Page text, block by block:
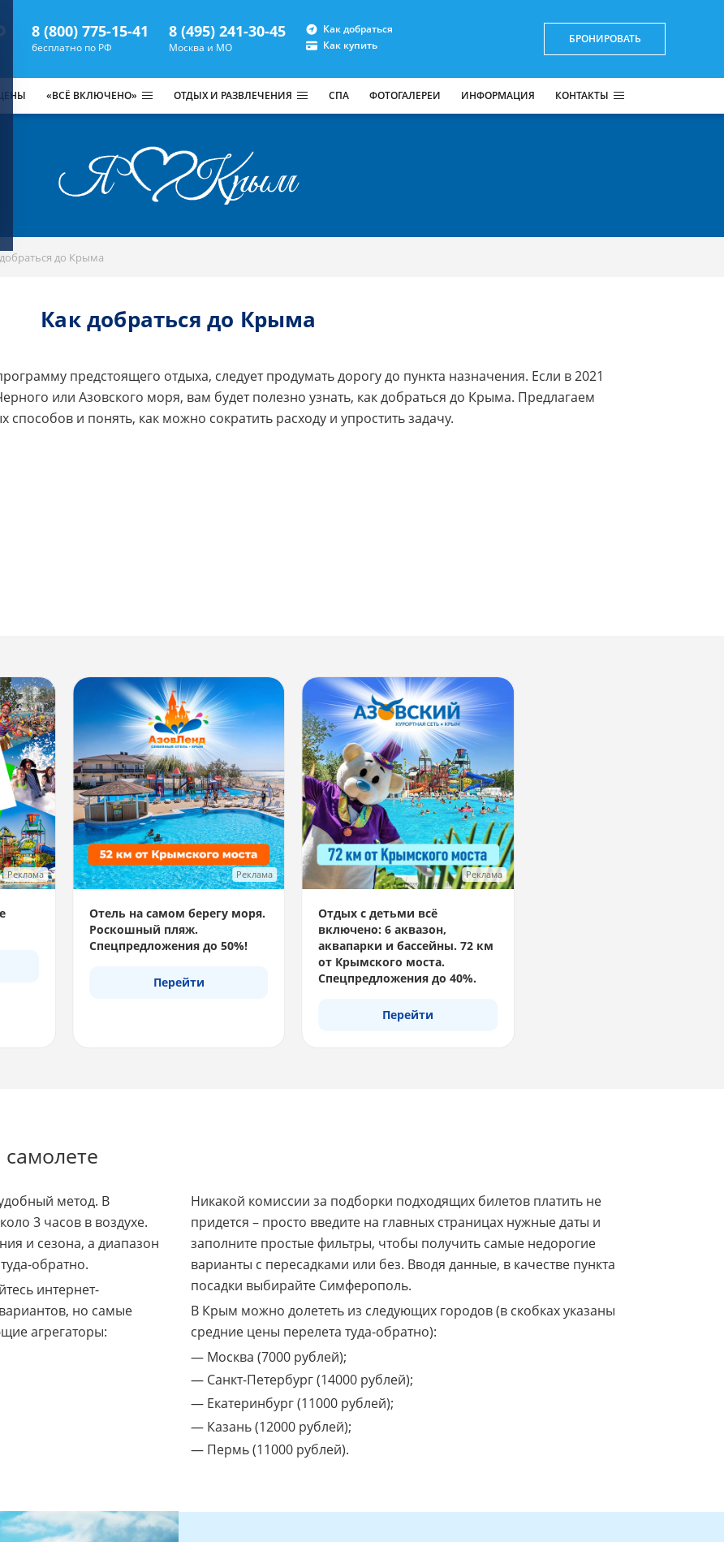
8 (800) 775-15-41
бесплатно по РФ
8 (495) 241-30-45
Москва и МО
Как добраться
Как купить
БРОНИРОВАТЬ
«ВСЁ ВКЛЮЧЕНО» ОТДЫХ И РАЗВЛЕЧЕНИЯ СПА ФОТОГАЛЕРЕИ ИНФОРМАЦИЯ КОНТАКТЫ
до Крыма
Как добраться до Крыма
предстоящего отдыха, следует продумать дорогу до пункта назначения. Если в 2021
или Азовского моря, вам будет полезно узнать, как добраться до Крыма. Предлагаем
и понять, как можно сократить расходу и упростить задачу.
Реклама Реклама
Отель на самом берегу моря.
Роскошный пляж.
Спецпредложения до 50%!
Перейти
Реклама
Отдых с детьми всё
включено: 6 аквазон,
аквапарки и бассейны. 72 км
от Крымского моста.
Спецпредложения до 40%.
Перейти
метод. В
3 часов в воздухе.
и сезона, а диапазон
обратно.
интернет-
но самые
агрегаторы:
Никакой комиссии за подборки подходящих билетов платить не
придется – просто введите на главных страницах нужные даты и
заполните простые фильтры, чтобы получить самые недорогие
варианты с пересадками или без. Вводя данные, в качестве пункта
посадки выбирайте Симферополь.
В Крым можно долететь из следующих городов (в скобках указаны
средние цены перелета туда-обратно):
— Москва (7000 рублей);
— Санкт-Петербург (14000 рублей);
— Екатеринбург (11000 рублей);
— Казань (12000 рублей);
— Пермь (11000 рублей).